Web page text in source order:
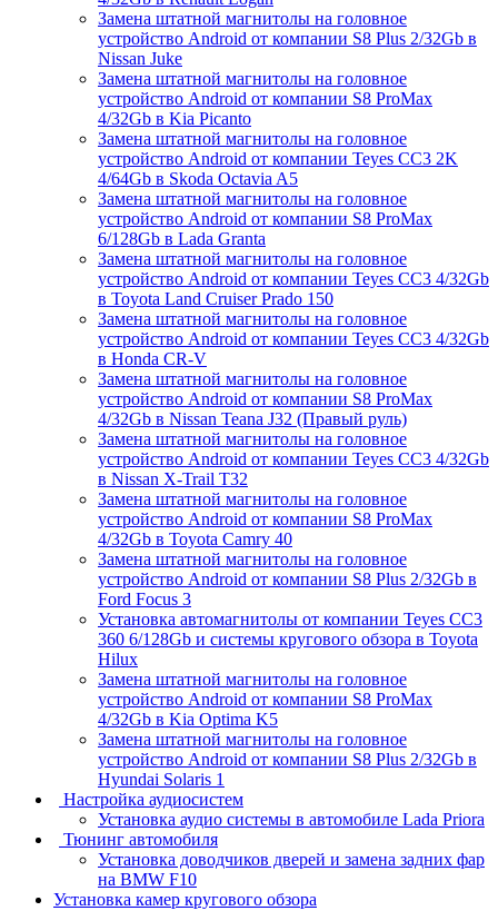
Замена штатной магнитолы на головное
устройство Android от компании S8 Plus 2/32Gb в
Nissan Juke
Замена штатной магнитолы на головное
устройство Android от компании S8 ProMax
4/32Gb в Kia Picanto
Замена штатной магнитолы на головное
устройство Android от компании Teyes CC3 2K
4/64Gb в Skoda Octavia A5
Замена штатной магнитолы на головное
устройство Android от компании S8 ProMax
6/128Gb в Lada Granta
Замена штатной магнитолы на головное
устройство Android от компании Teyes CC3 4/32Gb
в Toyota Land Cruiser Prado 150
Замена штатной магнитолы на головное
устройство Android от компании Teyes CC3 4/32Gb
в Honda CR-V
Замена штатной магнитолы на головное
устройство Android от компании S8 ProMax
4/32Gb в Nissan Teana J32 (Правый руль)
Замена штатной магнитолы на головное
устройство Android от компании Teyes CC3 4/32Gb
в Nissan X-Trail T32
Замена штатной магнитолы на головное
устройство Android от компании S8 ProMax
4/32Gb в Toyota Camry 40
Замена штатной магнитолы на головное
устройство Android от компании S8 Plus 2/32Gb в
Ford Focus 3
Установка автомагнитолы от компании Teyes CC3
360 6/128Gb и системы кругового обзора в Toyota
Hilux
Замена штатной магнитолы на головное
устройство Android от компании S8 ProMax
4/32Gb в Kia Optima K5
Замена штатной магнитолы на головное
устройство Android от компании S8 Plus 2/32Gb в
Hyundai Solaris 1
Настройка аудиосистем
Установка аудио системы в автомобиле Lada Priora
Тюнинг автомобиля
Установка доводчиков дверей и замена задних фар
на BMW F10
Установка камер кругового обзора